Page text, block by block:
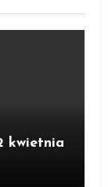
kwietnia